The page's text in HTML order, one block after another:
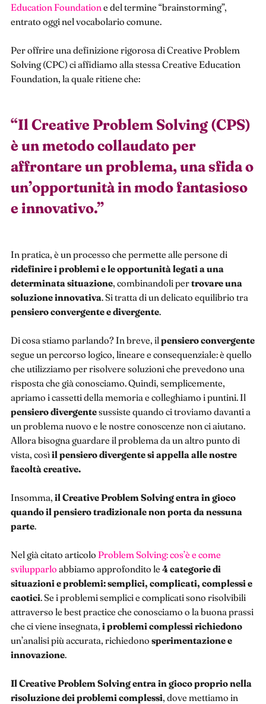
Education Foundation e del termine “brainstorming”,
entrato oggi nel vocabolario comune.
Per offrire una definizione rigorosa di Creative Problem
Solving (CPC) ci affidiamo alla stessa Creative Education
Foundation, la quale ritiene che:
“Il Creative Problem Solving (CPS)
è un metodo collaudato per
affrontare un problema, una sfida o
un’opportunità in modo fantasioso
e innovativo.”
In pratica, è un processo che permette alle persone di
ridefinire i problemi e le opportunità legati a una
determinata situazione, combinandoli pertrovare una
soluzione innovativa. Si tratta di un delicato equilibrio tra
pensiero convergente e divergente.
Di cosa stiamo parlando? In breve, il pensiero convergente
segue un percorso logico, lineare e consequenziale: è quello
che utilizziamo per risolvere soluzioni che prevedono una
risposta che già conosciamo. Quindi, semplicemente,
apriamo i cassetti della memoria e colleghiamo i puntini. Il
pensiero divergentesussiste quando ci troviamo davanti a
un problema nuovo e le nostre conoscenze non ci aiutano.
Allora bisogna guardare il problema da un altro punto di
vista, così il pensiero divergente si appella alle nostre
facoltà creative.
Insomma, il Creative Problem Solving entra in gioco
quando il pensiero tradizionale non porta da nessuna
parte.
Nel già citato articolo Problem Solving: cos’è e come
svilupparlo abbiamo approfondito le 4 categorie di
situazioni e problemi: semplici, complicati, complessi e
caotici. Se i problemi semplici e complicati sono risolvibili
attraverso le best practice che conosciamo o la buona prassi
che ci viene insegnata, i problemi complessi richiedono
un’analisi più accurata, richiedono sperimentazione e
innovazione.
Il Creative Problem Solving entra in gioco proprio nella
risoluzione dei problemi complessi, dove mettiamo in